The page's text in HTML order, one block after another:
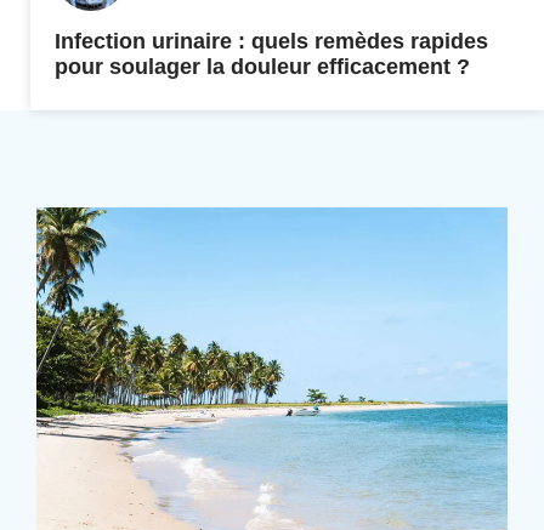
Infection urinaire : quels remèdes rapides
pour soulager la douleur efficacement ?